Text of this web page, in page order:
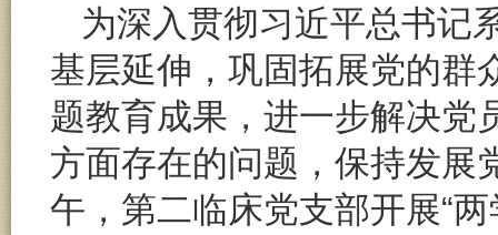
为深入贯彻习近平总书记
基层延伸，巩固拓展党的群
题教育成果，进一步解决党
方面存在的问题，保持发展
午，第二临床党支部开展“